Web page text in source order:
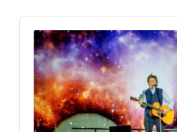
Audio
Player